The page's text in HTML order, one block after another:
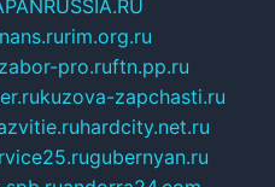
rim.org.ru
zabor-pro.ruftn.pp.ru
kuzova-zapchasti.ru
hardcity.net.ru
gubernyan.ru